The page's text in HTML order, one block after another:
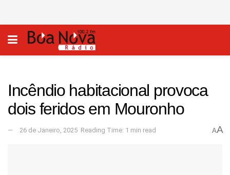
Incêndio habitacional provoca
dois feridos em Mouronho
26 de Janeiro, 2025 Reading Time: 1 min read AA